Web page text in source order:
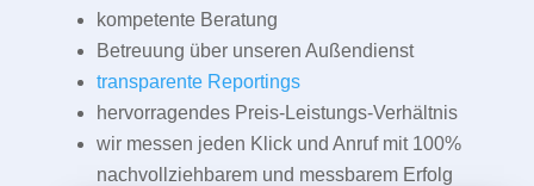
kompetente Beratung
Betreuung über unseren Außendienst
transparente Reportings
hervorragendes Preis-Leistungs-Verhältnis
wir messen jeden Klick und Anruf mit 100%
nachvollziehbarem und messbarem Erfolg